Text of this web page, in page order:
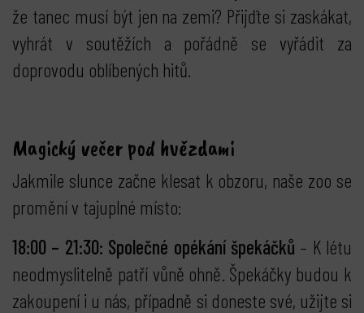
že tanec musí být jen na zemi? Přijďte si zaskákat,
vyhrát v soutěžích a pořádně se vyřádit za
doprovodu oblíbených hitů.
Magický večer pod hvězdami
Jakmile slunce začne klesat k obzoru, naše zoo se
promění v tajuplné místo:
18:00 – 21:30: Společné opékání špekáčků – K létu
neodmyslitelně patří vůně ohně. Špekáčky budou k
zakoupení i u nás, případně si doneste své, užijte si